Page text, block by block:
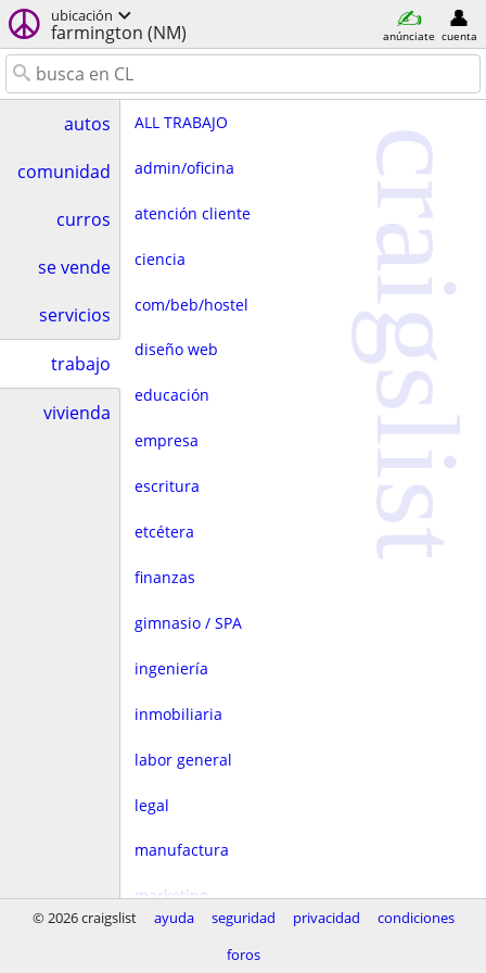
ubicación
farmington (NM) anúnciate cuenta
autos
comunidad
curros
se vende
servicios
trabajo
vivienda
ALL TRABAJO
admin/oficina
atención cliente
ciencia
com/beb/hostel
diseño web
educación
empresa
escritura
etcétera
finanzas
gimnasio / SPA
ingeniería
inmobiliaria
labor general
legal
manufactura
marketing
craigslist
© 2026 craigslist ayuda seguridad privacidad
condiciones
foros